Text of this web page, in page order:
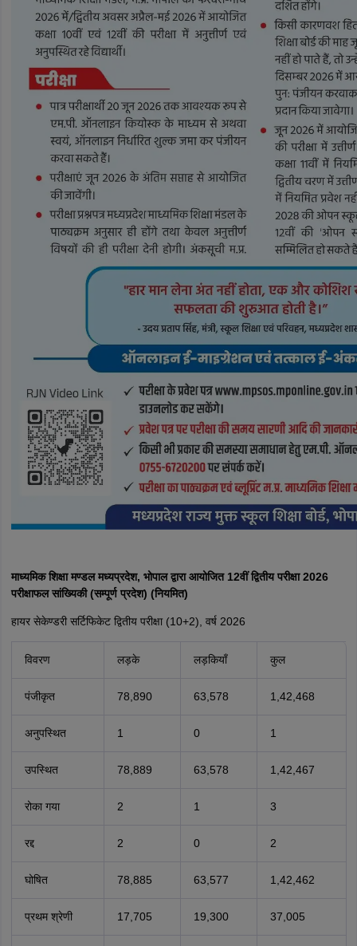
माध्यमिक शिक्षा मण्डल मध्यप्रदेश, भोपाल द्वारा आयोजित 12वीं द्वितीय परीक्षा 2026
परीक्षाफल सांख्यिकी (सम्पूर्ण प्रदेश) (नियमित)
हायर सेकेण्डरी सर्टिफिकेट द्वितीय परीक्षा (10+2), वर्ष 2026
विवरण लड़के लड़कियाँ कुल
पंजीकृत 78,890 63,578 1,42,468
अनुपस्थित 1 0 1
उपस्थित 78,889 63,578 1,42,467
रोका गया 2 1 3
रद्द 2 0 2
घोषित 78,885 63,577 1,42,462
प्रथम श्रेणी 17,705 19,300 37,005